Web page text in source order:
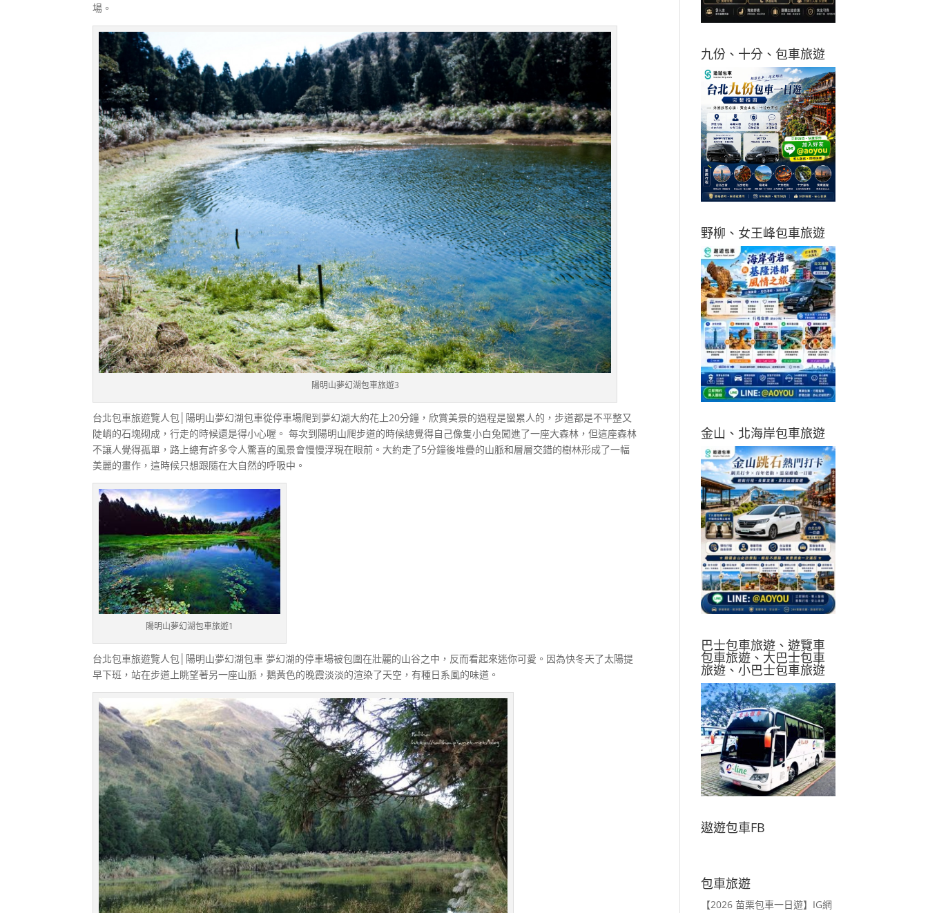
場。
陽明山夢幻湖包車旅遊3
台北包車旅遊覽人包│陽明山夢幻湖包車從停車場爬到夢幻湖大約花上20分鐘，欣賞美景的過程是蠻累人的，步道都是不平整又
陡峭的石塊砌成，行走的時候還是得小心喔。 每次到陽明山爬步道的時候總覺得自己像隻小白兔闖進了一座大森林，但這座森林
不讓人覺得孤單，路上總有許多令人驚喜的風景會慢慢浮現在眼前。大約走了5分鐘後堆疊的山脈和層層交錯的樹林形成了一幅
美麗的畫作，這時候只想跟隨在大自然的呼吸中。
陽明山夢幻湖包車旅遊1
台北包車旅遊覽人包│陽明山夢幻湖包車 夢幻湖的停車場被包圍在壯麗的山谷之中，反而看起來迷你可愛。因為快冬天了太陽提
早下班，站在步道上眺望著另一座山脈，鵝黃色的晚霞淡淡的渲染了天空，有種日系風的味道。
九份、十分、包車旅遊
野柳、女王峰包車旅遊
金山、北海岸包車旅遊
巴士包車旅遊、遊覽車
包車旅遊、大巴士包車
旅遊、小巴士包車旅遊
遨遊包車FB
包車旅遊
【2026 苗栗包車一日遊】IG網